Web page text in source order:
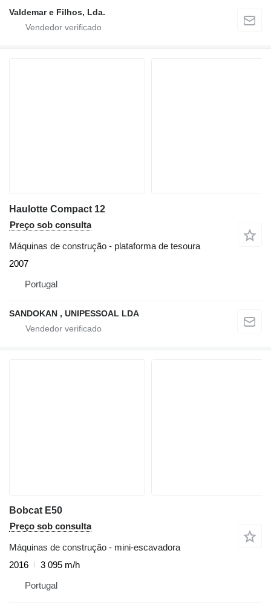
Valdemar e Filhos, Lda.
Haulotte Compact 12
Preço sob consulta
Máquinas de construção - plataforma de tesoura
2007
Portugal
SANDOKAN , UNIPESSOAL LDA
Bobcat E50
Preço sob consulta
Máquinas de construção - mini-escavadora
2016
3 095 m/h
Portugal